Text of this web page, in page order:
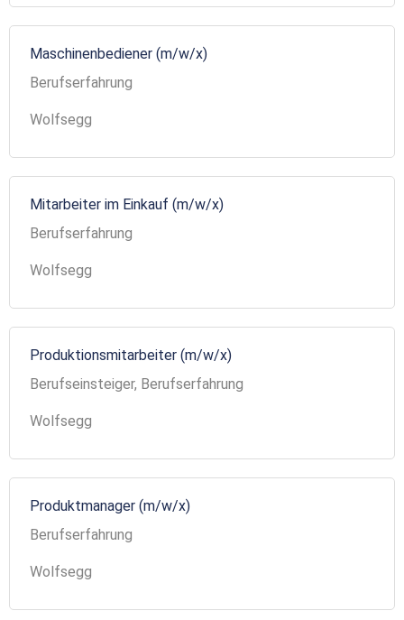
Maschinenbediener (m/w/x)
Berufserfahrung
Wolfsegg
Mitarbeiter im Einkauf (m/w/x)
Berufserfahrung
Wolfsegg
Produktionsmitarbeiter (m/w/x)
Berufseinsteiger, Berufserfahrung
Wolfsegg
Produktmanager (m/w/x)
Berufserfahrung
Wolfsegg